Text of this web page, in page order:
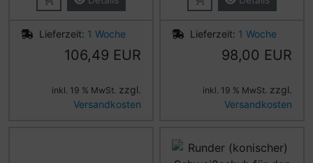
Lieferzeit: 1 Woche
106,49 EUR
inkl. 19 % MwSt. zzgl.
Versandkosten
Lieferzeit: 1 Woche
98,00 EUR
inkl. 19 % MwSt. zzgl.
Versandkosten